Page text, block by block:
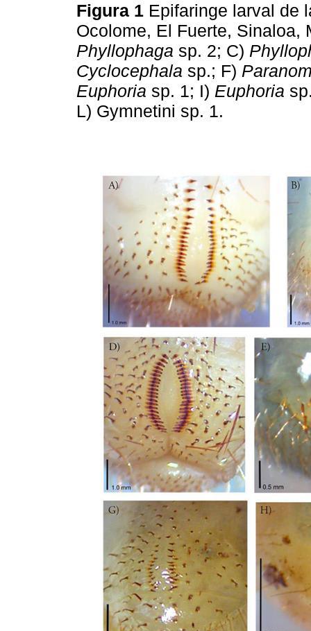
Figura 1 Epifaringe larval de
Ocolome, El Fuerte, Sinaloa,
Phyllophaga sp. 2; C)
Cyclocephala sp.; F)
Euphoria sp. 1; I) Euphoria
L) Gymnetini sp. 1.